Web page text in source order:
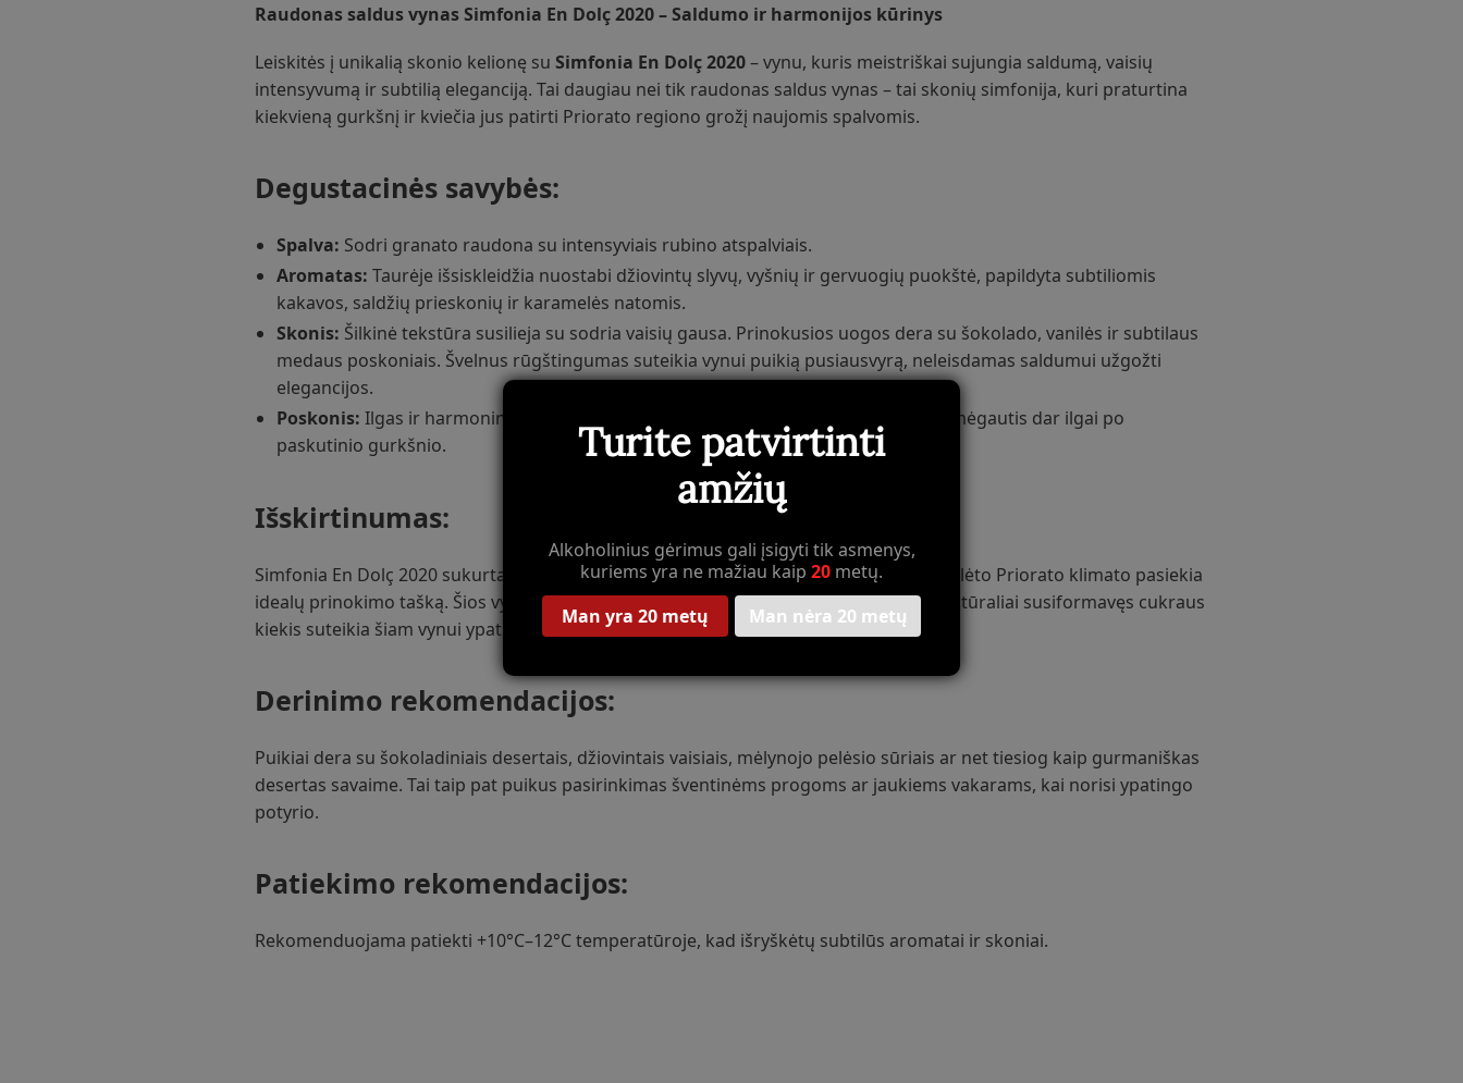
Raudonas saldus vynas Simfonia En Dolç 2020 – Saldumo ir harmonijos kūrinys
Leiskitės į unikalią skonio kelionę su Simfonia En Dolç 2020– vynu, kuris meistriškai sujungia saldumą, vaisių
intensyvumą ir subtilią eleganciją. Tai daugiau nei tik raudonas saldus vynas – tai skonių simfonija, kuri praturtina
kiekvieną gurkšnį ir kviečia jus patirti Priorato regiono grožį naujomis spalvomis.
Degustacinės savybės:
Spalva: Sodri granato raudona su intensyviais rubino atspalviais.
Aromatas: Taurėje išsiskleidžia nuostabi džiovintų slyvų, vyšnių ir gervuogių puokštė, papildyta subtiliomis
kakavos, saldžių prieskonių ir karamelės natomis.
Skonis: Šilkinė tekstūra susilieja su sodria vaisių gausa. Prinokusios uogos dera su šokolado, vanilės ir subtilaus
medaus poskoniais. Švelnus rūgštingumas suteikia vynui puikią pusiausvyrą, neleisdamas saldumui užgožti
elegancijos.
Poskonis: Ilgas ir harmoningas, kupinas vaisių bei karamelės niuansų, kviečiantis mėgautis dar ilgai po
paskutinio gurkšnio.
Išskirtinumas:
Simfonia En Dolç 2020 sukurtas iš rankomis skintų Grenache vynuogių, kurios dėl saulėto Priorato klimato pasiekia
idealų prinokimo tašką. Šios vynuogės atskleidžia savo turtingą skonį ir aromatą, o natūraliai susiformavęs cukraus
kiekis suteikia šiam vynui ypatingą saldumo ir gaivumo pusiausvyrą.
Derinimo rekomendacijos:
Puikiai dera su šokoladiniais desertais, džiovintais vaisiais, mėlynojo pelėsio sūriais ar net tiesiog kaip gurmaniškas
desertas savaime. Tai taip pat puikus pasirinkimas šventinėms progoms ar jaukiems vakarams, kai norisi ypatingo
potyrio.
Patiekimo rekomendacijos:
Rekomenduojama patiekti +10°C–12°C temperatūroje, kad išryškėtų subtilūs aromatai ir skoniai.
Turite patvirtinti
amžių
Alkoholinius gėrimus gali įsigyti tik asmenys,
kuriems yra ne mažiau kaip 20 metų.
Man yra 20 metų
Man nėra 20 metų